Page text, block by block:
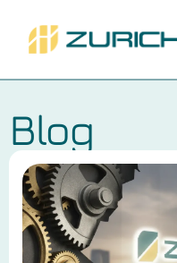
Blog